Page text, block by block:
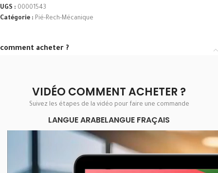
UGS : 00001543
Catégorie : Pié-Rech-Mécanique
comment acheter ?
VIDÉO COMMENT ACHETER ?
Suivez les étapes de la vidéo pour faire une commande
LANGUE ARABELANGUE FRAÇAIS